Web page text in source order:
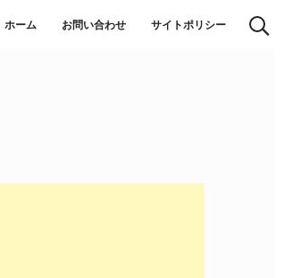
ホーム お問い合わせ サイトポリシー